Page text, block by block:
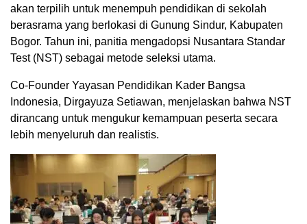
akan terpilih untuk menempuh pendidikan di sekolah
berasrama yang berlokasi di Gunung Sindur, Kabupaten
Bogor. Tahun ini, panitia mengadopsi Nusantara Standar
Test (NST) sebagai metode seleksi utama.
Co-Founder Yayasan Pendidikan Kader Bangsa
Indonesia, Dirgayuza Setiawan, menjelaskan bahwa NST
dirancang untuk mengukur kemampuan peserta secara
lebih menyeluruh dan realistis.